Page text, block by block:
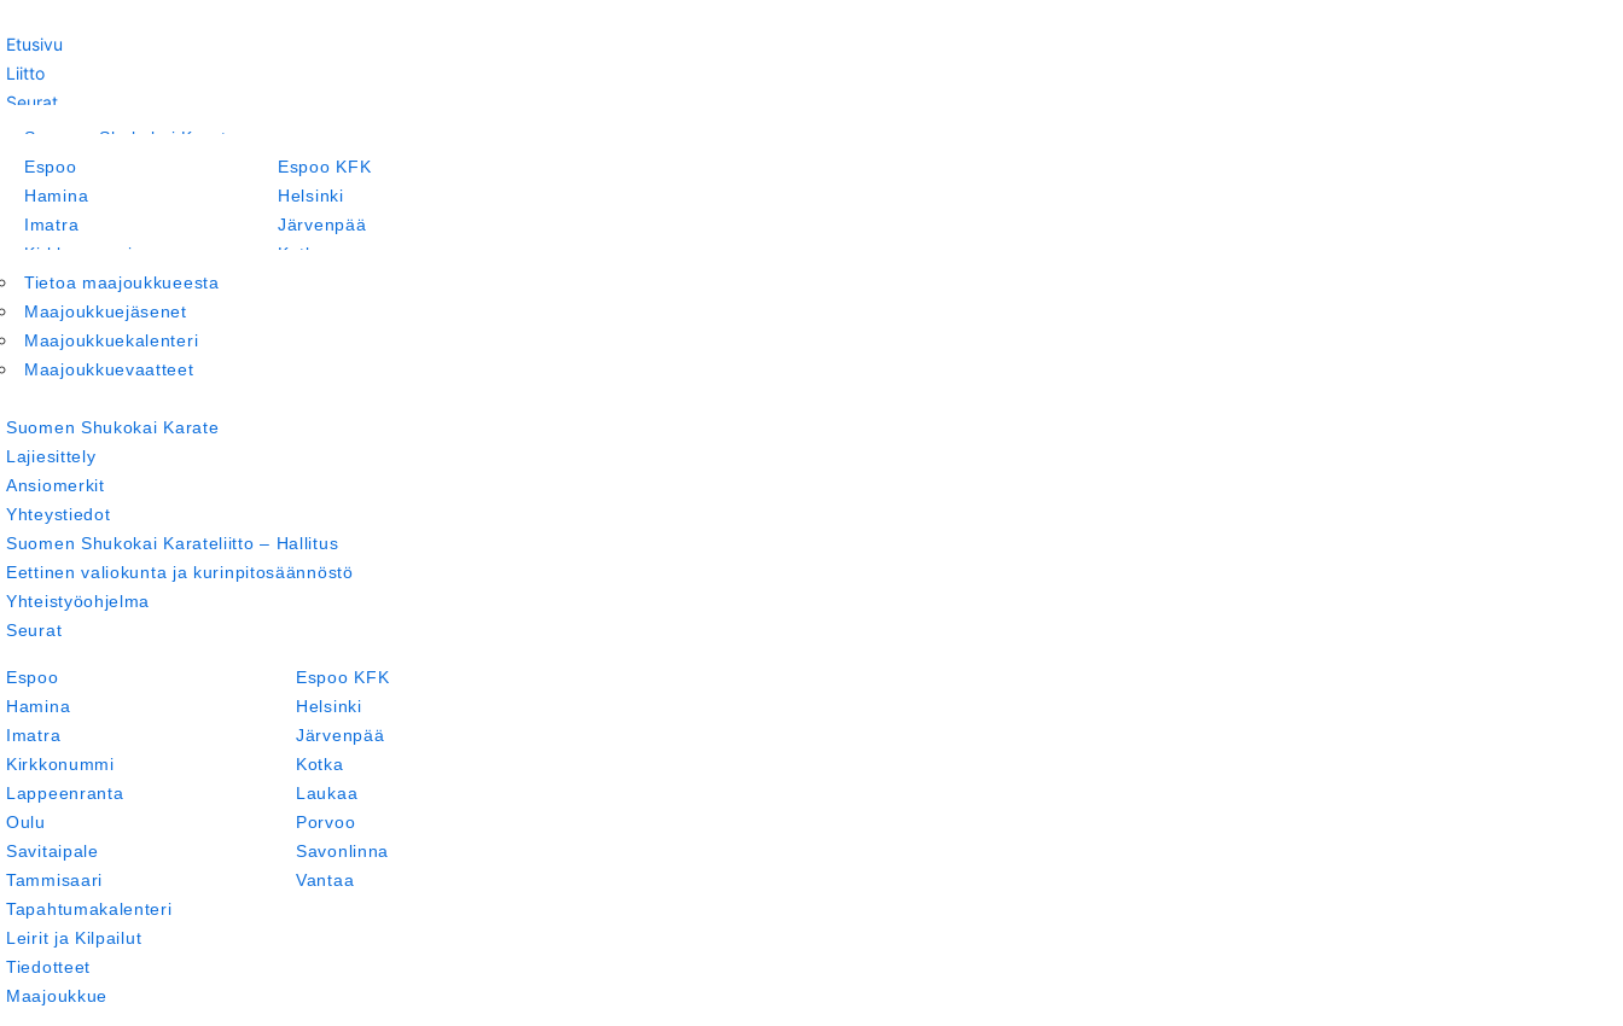
Etusivu
Liitto
Suomen Shukokai Karate
Lajiesittely
Ansiomerkit
Yhteystiedot
Suomen Shukokai Karateliitto – Hallitus
Eettinen valiokunta ja kurinpitosäännöstö
Yhteistyöohjelma
Seurat
Espoo
Espoo KFK
Hamina
Helsinki
Imatra
Järvenpää
Kirkkonummi
Kotka
Lappeenranta
Oulu
Savitaipale
Tammisaari
Tapahtumakalenteri
Leirit ja Kilpailut
Tiedotteet
Maajoukkue
Tietoa maajoukkueesta
Maajoukkuejäsenet
Maajoukkuekalenteri
Maajoukkuevaatteet
Materiaalipankki
Verkkokauppa
In English
Etusivu
Liitto
Suomen Shukokai Karate
Lajiesittely
Ansiomerkit
Yhteystiedot
Suomen Shukokai Karateliitto – Hallitus
Eettinen valiokunta ja kurinpitosäännöstö
Yhteistyöohjelma
Seurat
Espoo
Espoo KFK
Hamina
Helsinki
Imatra
Järvenpää
Kirkkonummi
Kotka
Lappeenranta
Laukaa
Oulu
Porvoo
Savitaipale
Savonlinna
Tammisaari
Vantaa
Tapahtumakalenteri
Leirit ja Kilpailut
Tiedotteet
Maajoukkue